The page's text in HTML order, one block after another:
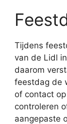
Tijdens
van de Lidl
daarom
feestdag de
of contact
controleren
aangepaste